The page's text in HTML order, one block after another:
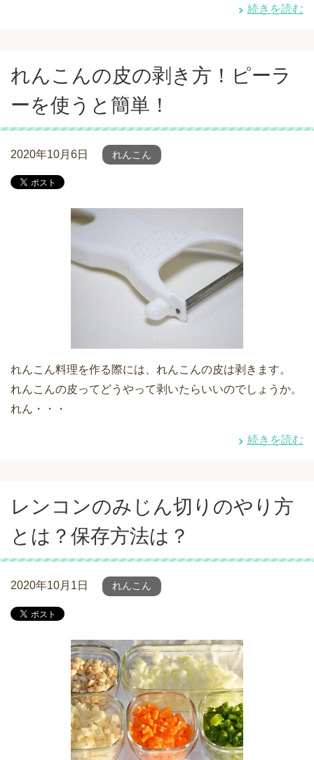
続きを読む
れんこんの皮の剥き方！ピーラ
ーを使うと簡単！
2020年10月6日 れんこん
れんこん料理を作る際には、れんこんの皮は剥きます。
れんこんの皮ってどうやって剥いたらいいのでしょうか。
れん・・・
続きを読む
レンコンのみじん切りのやり方
とは？保存方法は？
2020年10月1日 れんこん